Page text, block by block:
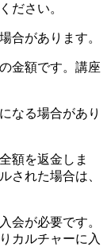
ださい。
合があります。
金額です。講座
なる場合があり
額を返金しま
された場合は、
会が必要です。
カルチャーに入